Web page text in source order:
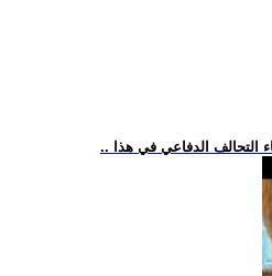
التحالف الدفاعي في هذا